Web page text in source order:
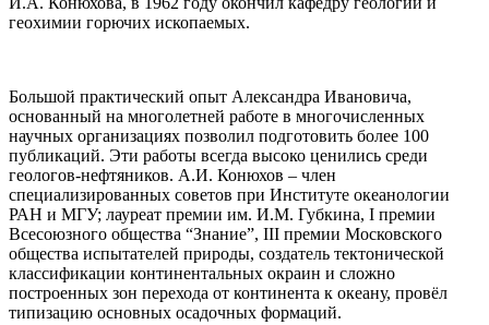
геохимии горючих ископаемых.
Большой практический опыт Александра Ивановича,
основанный на многолетней работе в многочисленных
научных организациях позволил подготовить более 100
публикаций. Эти работы всегда высоко ценились среди
геологов-нефтяников. А.И. Конюхов – член
специализированных советов при Институте океанологии
РАН и МГУ; лауреат премии им. И.М. Губкина, I премии
Всесоюзного общества “Знание”, III премии Московского
общества испытателей природы, создатель тектонической
классификации континентальных окраин и сложно
построенных зон перехода от континента к океану, провёл
типизацию основных осадочных формаций.